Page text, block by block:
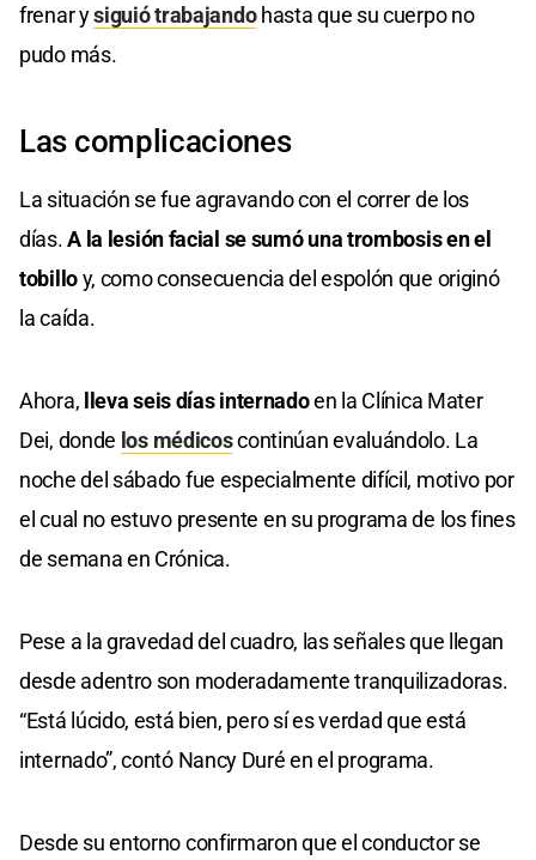
frenar ysiguió trabajandohasta que su cuerpo no
pudo más.
Las complicaciones
La situación se fue agravando con el correr de los
días.A la lesión facial se sumó una trombosis en el
tobilloy, como consecuencia del espolón que originó
la caída.
Ahora, lleva seis días internadoen la Clínica Mater
Dei, donde los médicoscontinúan evaluándolo. La
noche del sábado fue especialmente difícil, motivo por
el cual no estuvo presente en su programa de los fines
de semana en Crónica.
Pese a la gravedad del cuadro, las señales que llegan
desde adentro son moderadamente tranquilizadoras.
“Está lúcido, está bien, pero sí es verdad que está
internado”, contó Nancy Duré en el programa.
Desde su entorno confirmaron que el conductor se